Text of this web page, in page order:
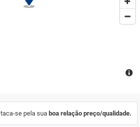
se pela sua boa relação preço/qualidade.